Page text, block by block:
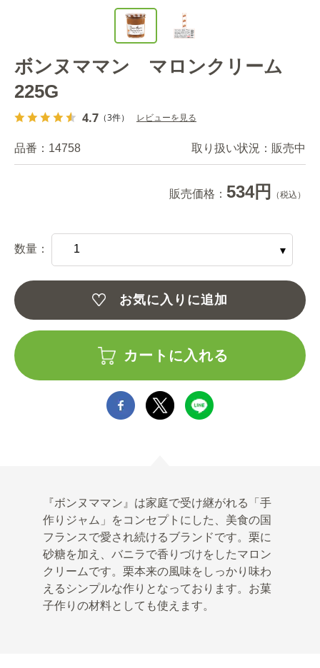
ボンヌママン マロンクリーム
225G
4.7 （3件） レビューを見る
品番： 14758 取り扱い状況： 販売中
販売価格： 534円 （税込）
数量：
お気に入りに追加
カートに入れる
『ボンヌママン』は家庭で受け継がれる「手
作りジャム」をコンセプトにした、美食の国
フランスで愛され続けるブランドです。栗に
砂糖を加え、バニラで香りづけをしたマロン
クリームです。栗本来の風味をしっかり味わ
えるシンプルな作りとなっております。お菓
子作りの材料としても使えます。